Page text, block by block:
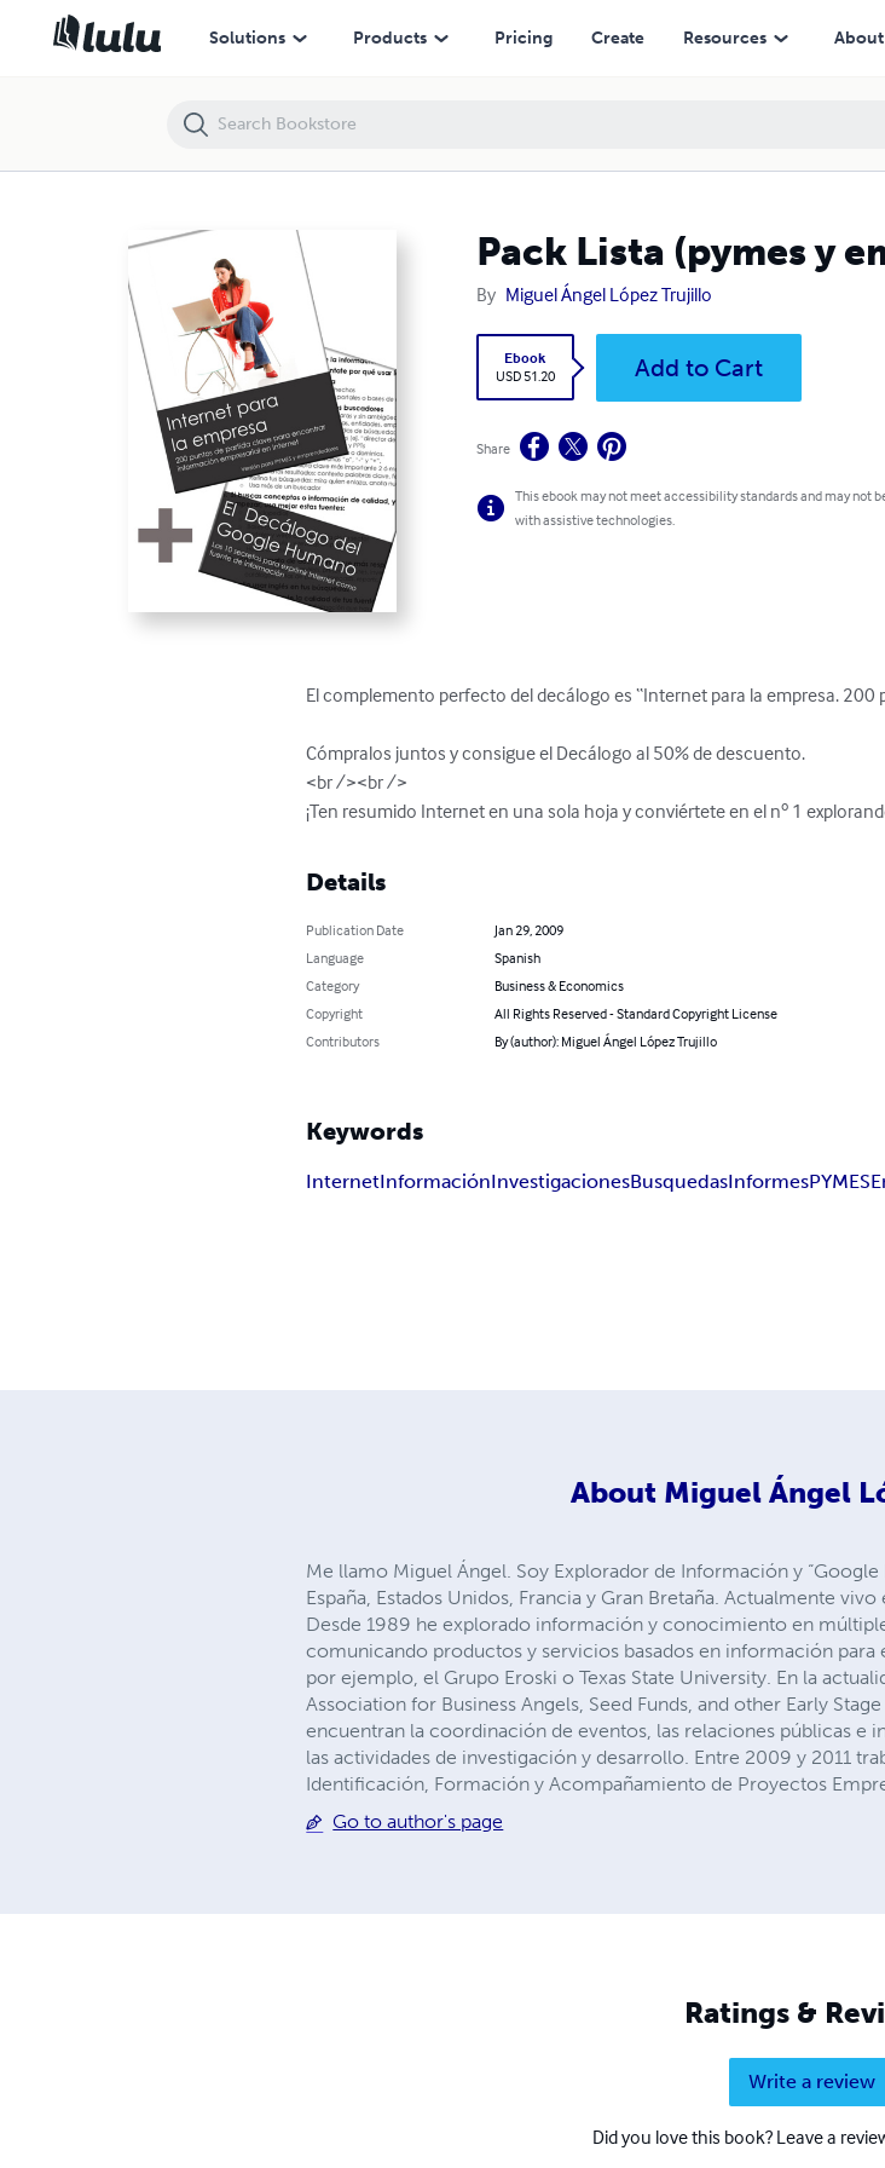
Solutions Products Pricing Create Resources About
Pack Lista (pymes y
By Miguel Ángel López Trujillo
Ebook
USD 51.20
Add to Cart
Share
This ebook may not meet accessibility standards and may not
with assistive technologies.
El complemento perfecto del decálogo es “Internet para la empresa.
Cómpralos juntos y consigue el Decálogo al 50% de descuento.
<br /><br />
¡Ten resumido Internet en una sola hoja y conviértete en el nº 1
Details
Publication Date
Jan 29, 2009
Language
Spanish
Category
Business & Economics
Copyright
All Rights Reserved - Standard Copyright License
Contributors
By (author): Miguel Ángel López Trujillo
Keywords
InternetInformaciónInvestigacionesBusquedasInformesPYMES
About Miguel Ángel
Me llamo Miguel Ángel. Soy Explorador de Información y
España, Estados Unidos, Francia y Gran Bretaña. Actualmente
Desde 1989 he explorado información y conocimiento en
comunicando productos y servicios basados en información
por ejemplo, el Grupo Eroski o Texas State University. En la
Association for Business Angels, Seed Funds, and other Early
encuentran la coordinación de eventos, las relaciones públicas e
las actividades de investigación y desarrollo. Entre 2009 y 2011
Identificación, Formación y Acompañamiento de Proyectos
Go to author's page
Ratings &
Write a review
Did you love this book? Leave a
Pack Lista (pymes y emprendedores) + Decalogo